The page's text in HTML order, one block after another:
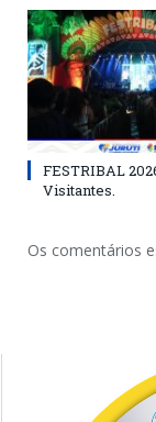
FESTRIBAL
Visitantes.
Os comentários